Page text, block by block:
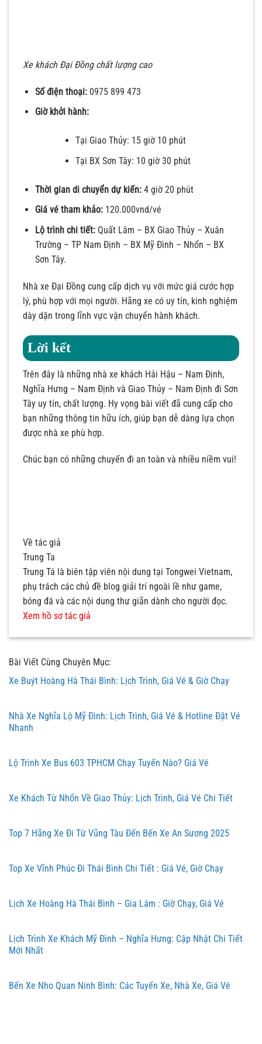
Xe khách Đại Đồng chất lượng cao
Số điện thoại:0975 899 473
Giờ khởi hành:
Tại Giao Thủy: 15 giờ 10 phút
Tại BX Sơn Tây: 10 giờ 30 phút
Thời gian di chuyển dự kiến:4 giờ 20 phút
Giá vé tham khảo:120.000vnd/vé
Lộ trình chi tiết:Quất Lâm – BX Giao Thủy – Xuân
Trường – TP Nam Định – BX Mỹ Đình – Nhổn – BX
Sơn Tây.
Nhà xe Đại Đồng cung cấp dịch vụ với mức giá cước hợp
lý, phù hợp với mọi người. Hãng xe có uy tín, kinh nghiệm
dày dặn trong lĩnh vực vận chuyển hành khách.
Lời kết
Trên đây là những nhà xe khách Hải Hậu – Nam Định,
Nghĩa Hưng – Nam Định và Giao Thủy – Nam Định đi Sơn
Tây uy tín, chất lượng. Hy vọng bài viết đã cung cấp cho
bạn những thông tin hữu ích, giúp bạn dễ dàng lựa chọn
được nhà xe phù hợp.
Chúc bạn có những chuyến đi an toàn và nhiều niềm vui!
Về tác giả
Trung Ta
Trung Tá là biên tập viên nội dung tại Tongwei Vietnam,
phụ trách các chủ đề blog giải trí ngoài lề như game,
bóng đá và các nội dung thư giãn dành cho người đọc.
Xem hồ sơ tác giả
Bài Viết Cùng Chuyên Mục:
Xe Buýt Hoàng Hà Thái Bình: Lịch Trình, Giá Vé & Giờ Chạy
Nhà Xe Nghĩa Lộ Mỹ Đình: Lịch Trình, Giá Vé & Hotline Đặt Vé
Nhanh
Lộ Trình Xe Bus 603 TPHCM Chạy Tuyến Nào? Giá Vé
Xe Khách Từ Nhổn Về Giao Thủy: Lịch Trình, Giá Vé Chi Tiết
Top 7 Hãng Xe Đi Từ Vũng Tàu Đến Bến Xe An Sương 2025
Top Xe Vĩnh Phúc Đi Thái Bình Chi Tiết : Giá Vé, Giờ Chạy
Lịch Xe Hoàng Hà Thái Bình – Gia Lâm : Giờ Chạy, Giá Vé
Lịch Trình Xe Khách Mỹ Đình – Nghĩa Hưng: Cập Nhật Chi Tiết
Mới Nhất
Bến Xe Nho Quan Ninh Bình: Các Tuyến Xe, Nhà Xe, Giá Vé